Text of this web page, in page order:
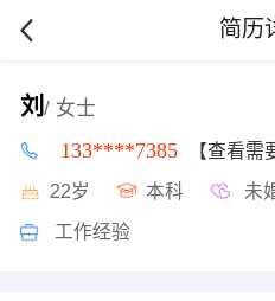
简历
刘 / 女士
133****7385 【查看需
22岁 本科 未
工作经验